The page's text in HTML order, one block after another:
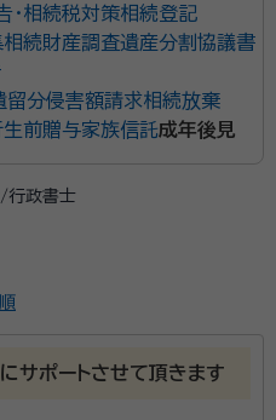
・相続税対策相続登記
相続財産調査遺産分割協議書
留分侵害額請求相続放棄
生前贈与家族信託成年後見
行政書士
サポートさせて頂きます